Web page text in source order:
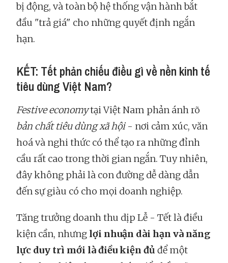
bị động, và toàn bộ hệ thống vận hành bắt
đầu "trả giá" cho những quyết định ngắn
hạn.
KẾT: Tết phản chiếu điều gì về nền kinh tế
tiêu dùng Việt Nam?
Festive economytại Việt Nam phản ánh rõ
bản chất tiêu dùng xã hội- nơi cảm xúc, văn
hoá và nghi thức có thể tạo ra những đỉnh
cầu rất cao trong thời gian ngắn. Tuy nhiên,
đây không phải là con đường dễ dàng dẫn
đến sự giàu có cho mọi doanh nghiệp.
Tăng trưởng doanh thu dịp Lễ - Tết là điều
kiện cần, nhưng lợi nhuận dài hạn và năng
lực duy trì mới là điều kiện đủ để một